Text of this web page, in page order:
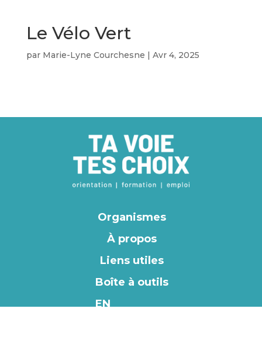
Le Vélo Vert
par Marie-Lyne Courchesne | Avr 4, 2025
Organismes
À propos
Liens utiles
Boîte à outils
EN